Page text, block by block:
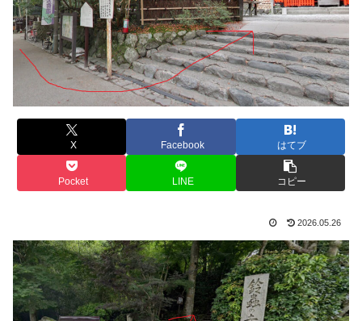
X Facebook はてブ
Pocket LINE コピー
2026.05.26